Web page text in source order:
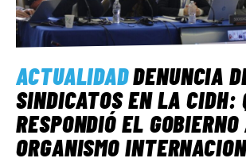
ACTUALIDADDENUNCIA
SINDICATOS EN LA CIDH:
RESPONDIÓ EL
ORGANISMO